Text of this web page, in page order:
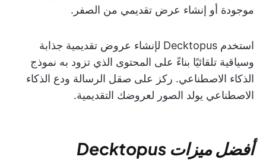
موجودة أو إنشاء عرض تقديمي من الصفر.
استخدم Decktopus لإنشاء عروض تقديمية جذابة
وسياقية تلقائيًا بناءً على المحتوى الذي تزود به نموذج
الذكاء الاصطناعي. ركز على صقل الرسالة ودع الذكاء
الاصطناعي يولد الصور لعروضك التقديمية.
أفضل ميزات Decktopus